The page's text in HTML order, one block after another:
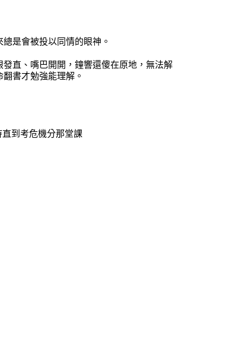
是會被投以同情的眼神。
直、嘴巴開開，鐘響還傻在原地，無法解
書才勉強能理解。
到考危機分那堂課